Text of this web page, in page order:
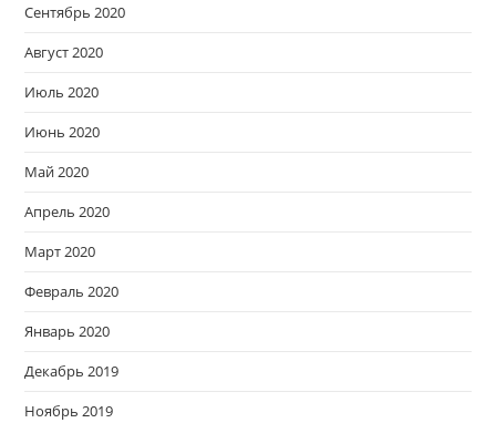
Сентябрь 2020
Август 2020
Июль 2020
Июнь 2020
Май 2020
Апрель 2020
Март 2020
Февраль 2020
Январь 2020
Декабрь 2019
Ноябрь 2019